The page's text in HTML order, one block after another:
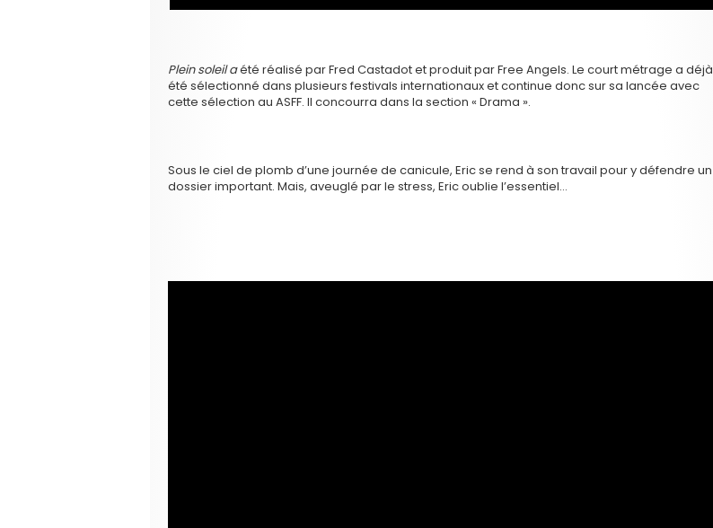
Plein soleil aété réalisé par Fred Castadot et produit par Free Angels. Le court métrage a déjà
été sélectionné dans plusieurs festivals internationaux et continue donc sur sa lancée avec
cette sélection au ASFF. Il concourra dans la section « Drama ».
Sous le ciel de plomb d’une journée de canicule, Eric se rend à son travail pour y défendre un
dossier important. Mais, aveuglé par le stress, Eric oublie l’essentiel…